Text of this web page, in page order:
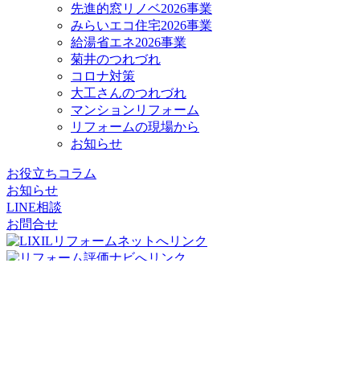
先進的窓リノベ2026事業
みらいエコ住宅2026事業
給湯省エネ2026事業
菊井のつれづれ
コロナ対策
大工さんのつれづれ
マンションリフォーム
リフォームの現場から
お知らせ
お役立ちコラム
お知らせ
LINE相談
お問合せ